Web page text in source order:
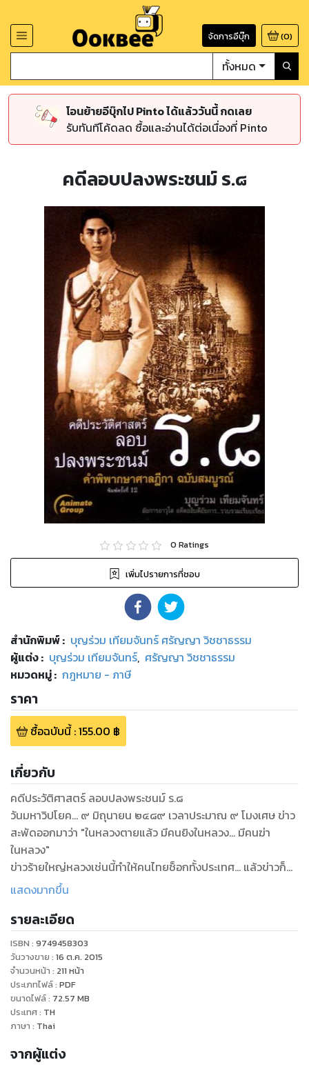
จัดการอีบุ๊ก (0)
ทั้งหมด
โอนย้ายอีบุ๊กไป Pinto ได้แล้ววันนี้ กดเลย
รับทันทีโค้ดลด ซื้อและอ่านได้ต่อเนื่องที่ Pinto
คดีลอบปลงพระชนม์ ร.๘
0 Ratings
เพิ่มไปรายการที่ชอบ
สำนักพิมพ์: บุญร่วม เทียมจันทร์ ศรัญญา วิชชาธรรม
ผู้แต่ง : บุญร่วม เทียมจันทร์, ศรัญญา วิชชาธรรม
หมวดหมู่: กฎหมาย - ภาษี
ราคา
ซื้อฉบับนี้:155.00 ฿
เกี่ยวกับ
คดีประวัติศาสตร์ ลอบปลงพระชนม์ ร.๘
วันมหาวิปโยค... ๙ มิถุนายน ๒๔๘๙ เวลาประมาณ ๙ โมงเศษ ข่าว
สะพัดออกมาว่า "ในหลวงตายแล้ว มีคนยิงในหลวง... มีคนฆ่า
ในหลวง"
ข่าวร้ายใหญ่หลวงเช่นนี้ทำให้คนไทยช็อกทั้งประเทศ... แล้วข่าวก็
เป็นความจริง พระเจ้าอยู่หัวรัชกาลที่ ๘ ต้องปืนที่พระนลาฏ เสด็จ
พระบรมมหาราชวัง
ปัญหาว่าใครเป็นฆาตกร หรือจะเป็นเพราะพระองค์ทำปืนลั่นเอง
การสืบสวนหาตัวคนร้ายเป็นไปอย่างดุเดือด...
ศาลฎีกาตัดสินเมื่อวันที่ ๑๒ ตุลาคม ๒๔๙๗ ให้ประหารชีวิตจำเลย
ทั้งสามคน รวมเวลาพิจารณาคดีทั้งสิ้น ๘ ปี กับ ๔ เดือน
คดีนอกจากจะเป็นเรื่องลอบปลงพระชนม์ในหลวง ร.๘ ซึ่งเป็นที่รัก
สูงสุดของคนไทยแล้ว ยังจะมีการทำลายล้างทางการเมืองเข้ามา
ของไทย ผู้เคยมีคุณอนันต์แก่ชาติก็พลอยโดนกล่าวหาว่ามีส่วน
แสดงมากขึ้น
รายละเอียด
ISBN : 9749458303
วันวางขาย : 16 ต.ค. 2015
จำนวนหน้า : 211 หน้า
ประเภทไฟล์: PDF
ขนาดไฟล์: 72.57 MB
ประเทศ: TH
ภาษา : Thai
จากผู้แต่ง